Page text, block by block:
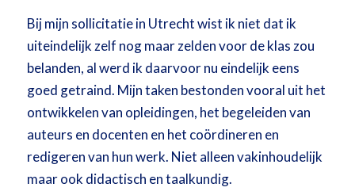
Bij mijn sollicitatie in Utrecht wist ik niet dat ik
uiteindelijk zelf nog maar zelden voor de klas zou
belanden, al werd ik daarvoor nu eindelijk eens
goed getraind. Mijn taken bestonden vooral uit het
ontwikkelen van opleidingen, het begeleiden van
auteurs en docenten en het coördineren en
redigeren van hun werk. Niet alleen vakinhoudelijk
maar ook didactisch en taalkundig.